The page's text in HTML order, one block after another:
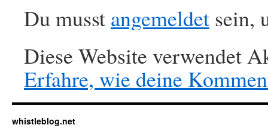
Du musst angemeldet sein,
Diese Website verwendet
Erfahre, wie deine
whistleblog.net